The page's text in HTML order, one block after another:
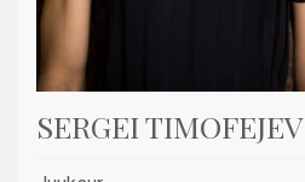
SERGEI TIMOFEJEV